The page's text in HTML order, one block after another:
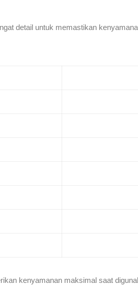
detail untuk memastikan
kenyamanan maksimal saat